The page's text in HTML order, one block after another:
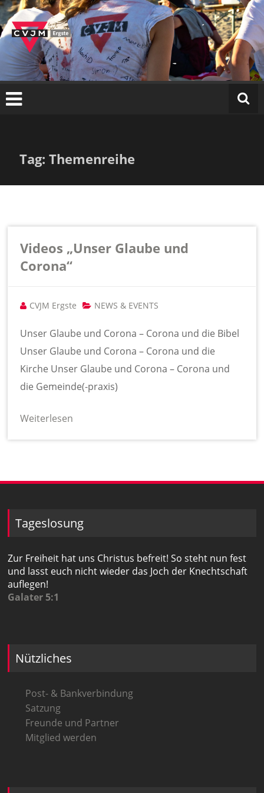
Zum
Inhalt
springen
C
VJ
M
E
r
g
Tag: Themenreihe
Videos „Unser Glaube und
Corona“
CVJM Ergste NEWS & EVENTS
Unser Glaube und Corona – Corona und die Bibel
Unser Glaube und Corona – Corona und die
Kirche Unser Glaube und Corona – Corona und
die Gemeinde(-praxis)
Weiterlesen
Tageslosung
Zur Freiheit hat uns Christus befreit! So steht nun fest
und lasst euch nicht wieder das Joch der Knechtschaft
auflegen!
Galater 5:1
Nützliches
Post- & Bankverbindung
Satzung
Freunde und Partner
Mitglied werden